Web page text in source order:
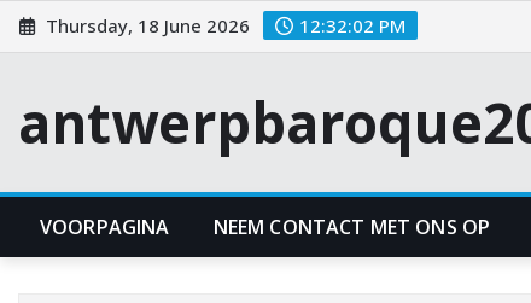
Skip
to
Thursday, 18 June 2026 12:32:03 PM
VOORPAGINA NEEM CONTACT MET ONS OP